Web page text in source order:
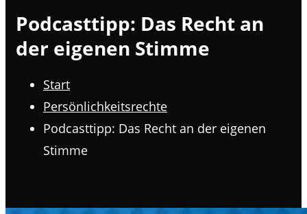
Podcasttipp: Das Recht an
der eigenen Stimme
Start
Persönlichkeitsrechte
Podcasttipp: Das Recht an der eigenen
Stimme